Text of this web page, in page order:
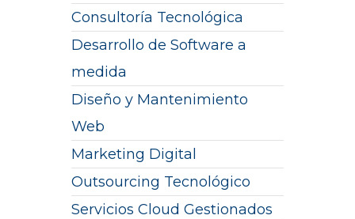
Consultoría Tecnológica
Desarrollo de Software a
medida
Diseño y Mantenimiento
Web
Marketing Digital
Outsourcing Tecnológico
Servicios Cloud Gestionados